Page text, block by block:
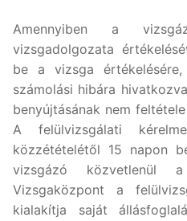
Amennyiben a
vizsgadolgozata
be a vizsga
számolási hibára
benyújtásának nem
A felülvizsgálati
közzétételétől 15 napon
vizsgázó közvetlenül
Vizsgaközpont a
kialakítja saját